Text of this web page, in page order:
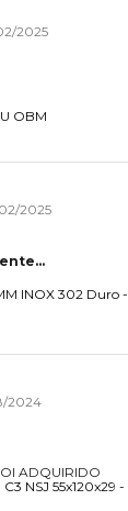
2025
OBM
2025
INOX 302 Duro -
2024
ADQUIRIDO
NSJ 55x120x29 -